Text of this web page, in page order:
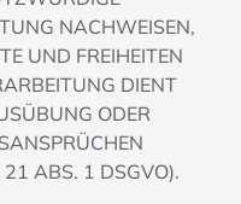
NACHWEISEN,
UND FREIHEITEN
DIENT
ODER
ABS. 1 DSGVO).